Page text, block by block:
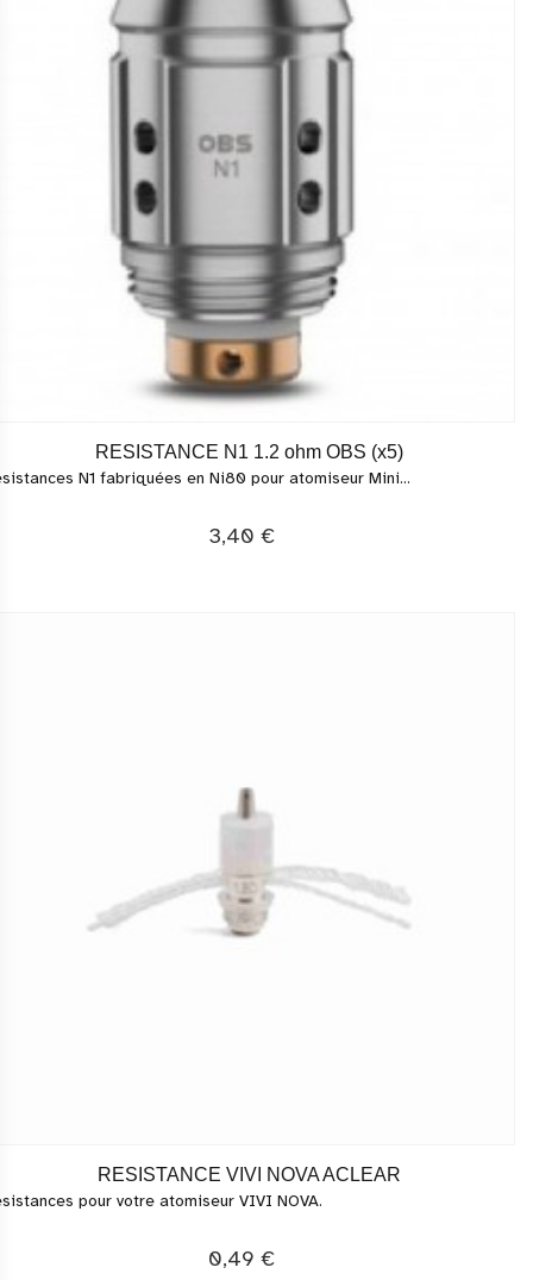
RESISTANCE N1 1.2 ohm OBS (x5)
N1 fabriquées en Ni80 pour atomiseur Mini...
3,40 €
RESISTANCE VIVI NOVA ACLEAR
pour votre atomiseur VIVI NOVA.
0,49 €